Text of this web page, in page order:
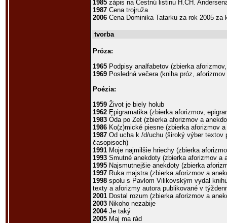
1985 zápis na Čestnú listinu H.CH.
1987 Cena trojruža
2006 Cena Dominika Tatarku za rok 2005 za
tvorba
Próza:
1965 Podpisy analfabetov (zbierka
1969 Posledná večera (kniha próz,
Poézia:
1959 Život je biely holub
1962 Epigramatika (zbierka aforizmov,
1983 Óda po Zet (zbierka aforizmov a
1986 Ko(z)mické piesne (zbierka aforizmov
1987 Od ucha k /d/uchu (široký výber textov
časopisoch)
1991 Moje najmilšie hriechy (zbierka
1993 Smutné anekdoty (zbierka aforizmov a
1995 Najsmutnejšie anekdoty (zbierka
1997 Ruka majstra (zbierka aforizmov a
1998 spolu s Pavlom Vilikovským vydal
texty a aforizmy autora publikované v
2001 Dostal rozum (zbierka aforizmov a
2003 Nikoho nezabije
2004Je taký
2005 Maj ma rád